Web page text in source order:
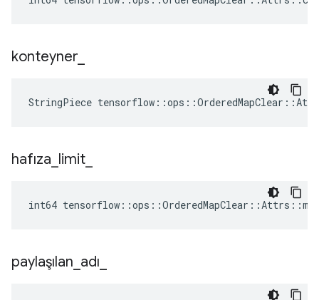
konteyner
StringPiece
hafıza limit
int64
paylaşılan adı